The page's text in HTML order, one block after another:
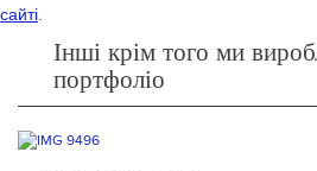
сайті
Інші крім того ми
портфоліо